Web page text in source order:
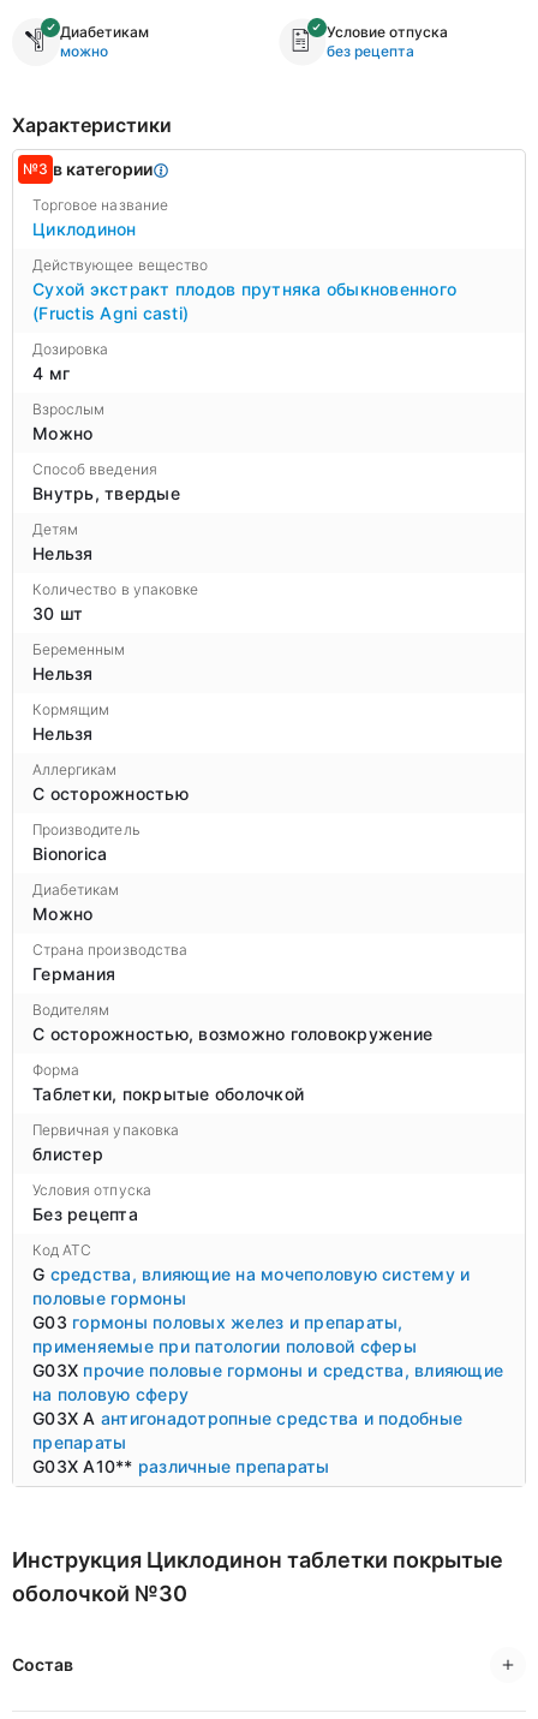
Диабетикам
можно
Условие отпуска
без рецепта
Характеристики
№3 в категории
Торговое название
Циклодинон
Действующее вещество
Сухой экстракт плодов прутняка обыкновенного
(Fructis Agni casti)
Дозировка
4 мг
Взрослым
Можно
Способ введения
Внутрь, твердые
Детям
Нельзя
Количество в упаковке
30 шт
Беременным
Нельзя
Кормящим
Нельзя
Аллергикам
С осторожностью
Производитель
Bionorica
Диабетикам
Можно
Страна производства
Германия
Водителям
С осторожностью, возможно головокружение
Форма
Таблетки, покрытые оболочкой
Первичная упаковка
блистер
Условия отпуска
Без рецепта
Код ATC
G средства, влияющие на мочеполовую систему и
половые гормоны
G03 гормоны половых желез и препараты,
применяемые при патологии половой сферы
G03X прочие половые гормоны и средства, влияющие
на половую сферу
G03X A антигонадотропные средства и подобные
препараты
G03X A10** различные препараты
Инструкция Циклодинон таблетки покрытые
оболочкой №30
Состав